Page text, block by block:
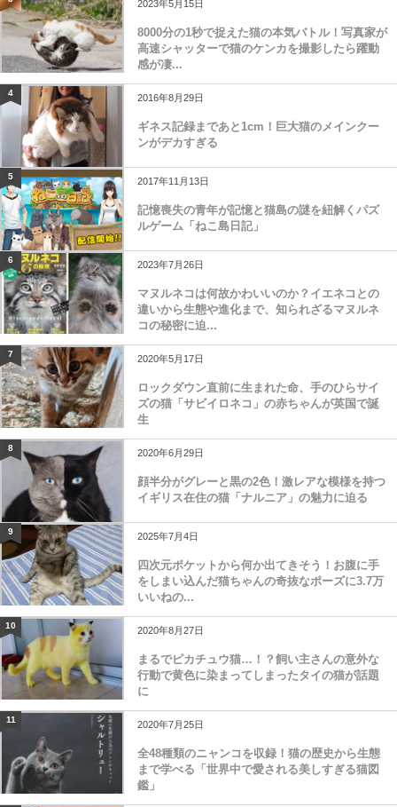
2023年5月15日
8000分の1秒で捉えた猫の本気バトル！写真家が
高速シャッターで猫のケンカを撮影したら躍動
感が凄...
4 2016年8月29日
ギネス記録まであと1cm！巨大猫のメインクー
ンがデカすぎる
5 2017年11月13日
記憶喪失の青年が記憶と猫島の謎を紐解くパズ
ルゲーム「ねこ島日記」
6 2023年7月26日
マヌルネコは何故かわいいのか？イエネコとの
違いから生態や進化まで、知られざるマヌルネ
コの秘密に迫...
7 2020年5月17日
ロックダウン直前に生まれた命、手のひらサイ
ズの猫「サビイロネコ」の赤ちゃんが英国で誕
生
8 2020年6月29日
顔半分がグレーと黒の2色！激レアな模様を持つ
イギリス在住の猫「ナルニア」の魅力に迫る
9 2025年7月4日
四次元ポケットから何か出てきそう！お腹に手
をしまい込んだ猫ちゃんの奇抜なポーズに3.7万
いいねの...
10 2020年8月27日
まるでピカチュウ猫…！？飼い主さんの意外な
行動で黄色に染まってしまったタイの猫が話題
に
11 2020年7月25日
全48種類のニャンコを収録！猫の歴史から生態
まで学べる「世界中で愛される美しすぎる猫図
鑑」